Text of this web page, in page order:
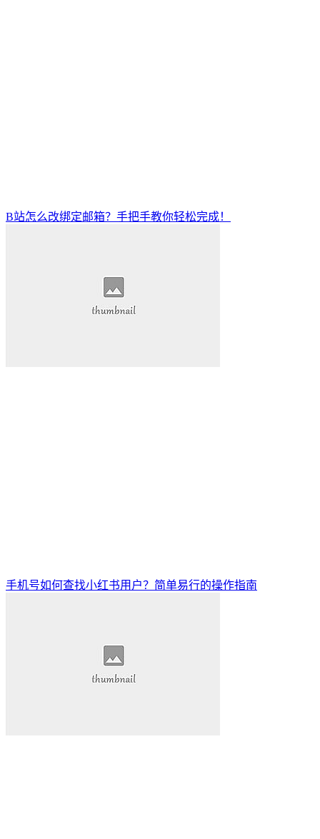
B站怎么改绑定邮箱？手把手教你轻松完成！
手机号如何查找小红书用户？简单易行的操作指南